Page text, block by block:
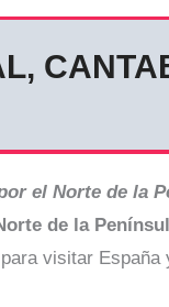
el Norte de la
de la
visitar